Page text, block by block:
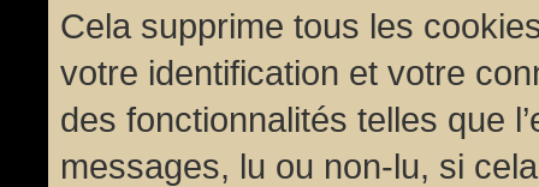
Cela supprime tous les
votre identification et votre
des fonctionnalités telles que
messages, lu ou non-lu, si